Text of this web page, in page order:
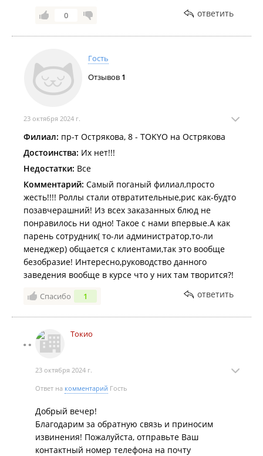
0 ответить
Гость
Отзывов 1
23 октября 2024 г.
Филиал: пр-т Острякова, 8 - TOKYO на Острякова
Достоинства: Их нет!!!
Недостатки: Все
Комментарий: Самый поганый филиал,просто
жесть!!!! Роллы стали отвратительные,рис как-будто
позавчерашний! Из всех заказанных блюд не
понравилось ни одно! Такое с нами впервые.А как
парень сотрудник( то-ли администратор,то-ли
менеджер) общается с клиентами,так это вообще
безобразие! Интересно,руководство данного
заведения вообще в курсе что у них там творится?!
Спасибо 1 ответить
Токио
23 октября 2024 г.
Ответ на комментарий Гость
Добрый вечер!
Благодарим за обратную связь и приносим
извинения! Пожалуйста, отправьте Ваш
контактный номер телефона на почту